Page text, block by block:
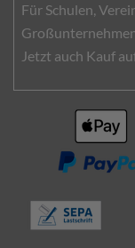
Für Schulen,
Jetzt auch Kauf